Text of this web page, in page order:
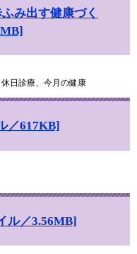
み出す健康づく
日診療、今月の健康
／617KB]
ル／3.56MB]